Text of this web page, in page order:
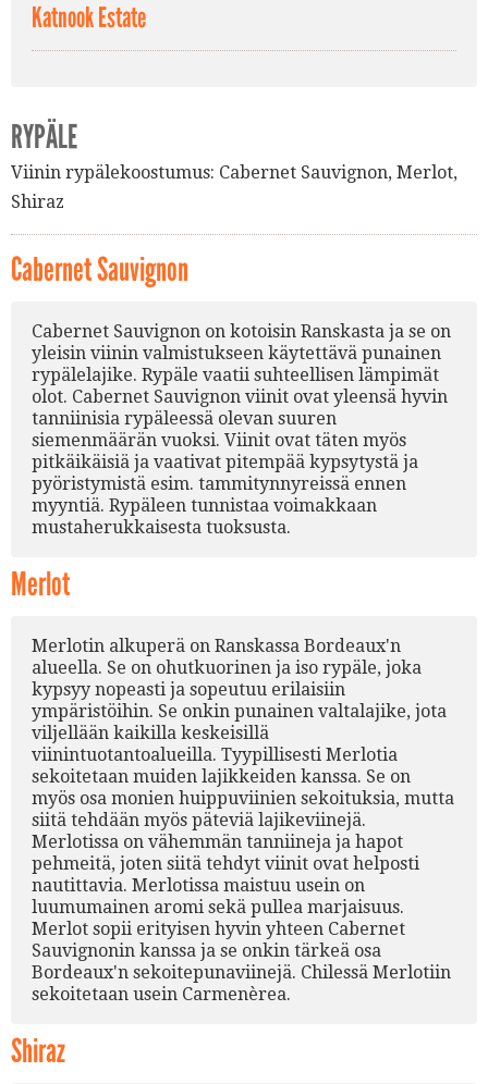
Katnook Estate
RYPÄLE
Viinin rypälekoostumus: Cabernet Sauvignon, Merlot,
Shiraz
Cabernet Sauvignon
Cabernet Sauvignon on kotoisin Ranskasta ja se on
yleisin viinin valmistukseen käytettävä punainen
rypälelajike. Rypäle vaatii suhteellisen lämpimät
olot. Cabernet Sauvignon viinit ovat yleensä hyvin
tanniinisia rypäleessä olevan suuren
siemenmäärän vuoksi. Viinit ovat täten myös
pitkäikäisiä ja vaativat pitempää kypsytystä ja
pyöristymistä esim. tammitynnyreissä ennen
myyntiä. Rypäleen tunnistaa voimakkaan
mustaherukkaisesta tuoksusta.
Merlot
Merlotin alkuperä on Ranskassa Bordeaux'n
alueella. Se on ohutkuorinen ja iso rypäle, joka
kypsyy nopeasti ja sopeutuu erilaisiin
ympäristöihin. Se onkin punainen valtalajike, jota
viljellään kaikilla keskeisillä
viinintuotantoalueilla. Tyypillisesti Merlotia
sekoitetaan muiden lajikkeiden kanssa. Se on
myös osa monien huippuviinien sekoituksia, mutta
siitä tehdään myös päteviä lajikeviinejä.
Merlotissa on vähemmän tanniineja ja hapot
pehmeitä, joten siitä tehdyt viinit ovat helposti
nautittavia. Merlotissa maistuu usein on
luumumainen aromi sekä pullea marjaisuus.
Merlot sopii erityisen hyvin yhteen Cabernet
Sauvignonin kanssa ja se onkin tärkeä osa
Bordeaux'n sekoitepunaviinejä. Chilessä Merlotiin
sekoitetaan usein Carmenèrea.
Shiraz